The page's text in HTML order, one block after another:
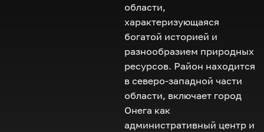
области,
характеризующаяся
богатой историей и
разнообразием природных
ресурсов. Район находится
в северо-западной части
области, включает город
Онега как
административный центр и